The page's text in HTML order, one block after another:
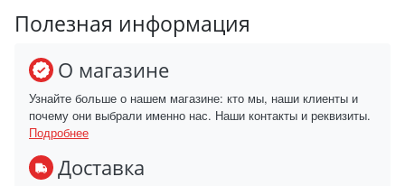
Полезная информация
О магазине
Узнайте больше о нашем магазине: кто мы, наши клиенты и
почему они выбрали именно нас. Наши контакты и реквизиты.
Подробнее
Доставка